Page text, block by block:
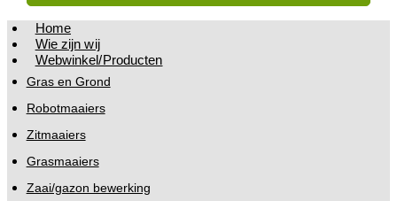
Home
Wie zijn wij
Webwinkel/Producten
Gras en Grond
Robotmaaiers
Zitmaaiers
Grasmaaiers
Zaai/gazon bewerking